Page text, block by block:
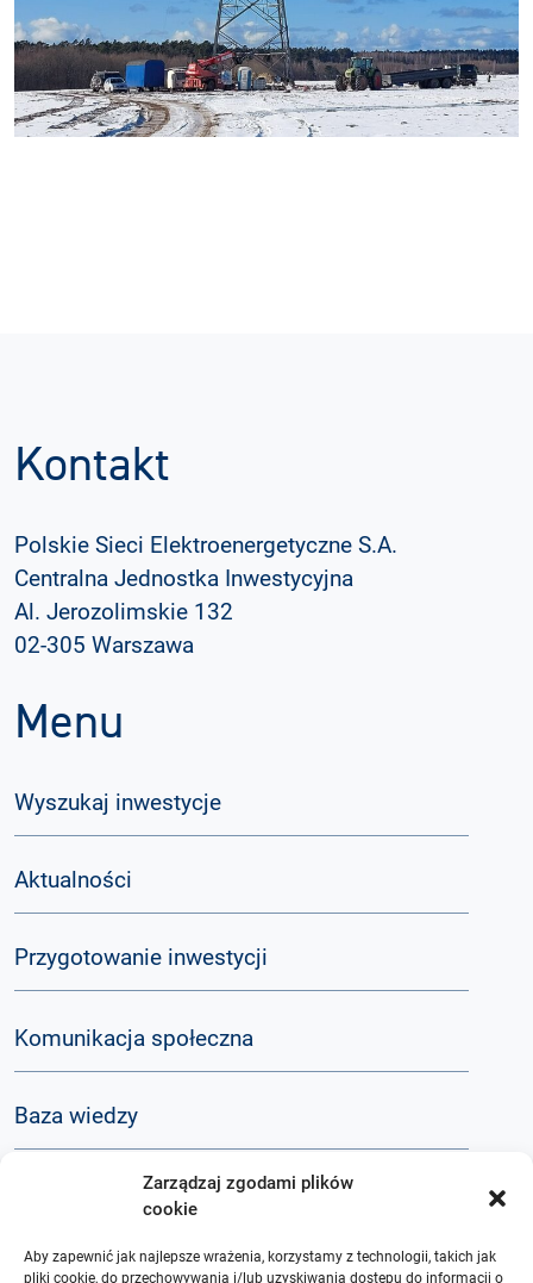
Zarządzaj zgodami plików
cookie
Aby zapewnić jak najlepsze wrażenia, korzystamy z technologii, takich jak
pliki cookie, do przechowywania i/lub uzyskiwania dostępu do informacji o
Kontakt
Polskie Sieci Elektroenergetyczne S.A.
Centralna Jednostka Inwestycyjna
Al. Jerozolimskie 132
02-305 Warszawa
Menu
Wyszukaj inwestycje
Aktualności
Przygotowanie inwestycji
Komunikacja społeczna
Baza wiedzy
O nas